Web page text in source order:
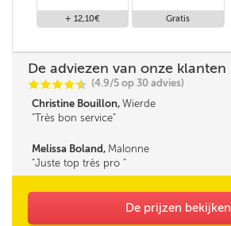
+ 12,10€ Gratis
De adviezen van onze klanten
CCCCi
@ (4.9/5 op 30 advies)
Christine Bouillon, Wierde
Très bon service
Melissa Boland, Malonne
Juste top très pro
De prijzen bekijken